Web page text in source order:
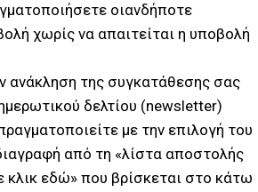
οιανδήποτε
χωρίς να απαιτείται η υποβολή
ανάκληση της συγκατάθεσης σας
δελτίου (newsletter)
με την επιλογή του
από τη «λίστα αποστολής
κλικ εδώ» που βρίσκεται στο κάτω